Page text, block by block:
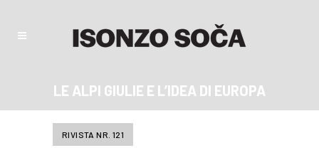
LE ALPI GIULIE E L’IDEA DI EUROPA
RIVISTA NR. 121